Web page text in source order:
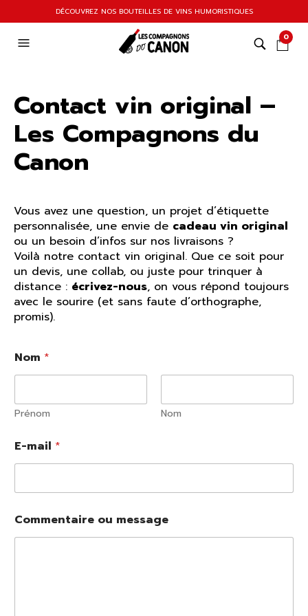
DÉCOUVREZ NOS BOUTEILLES DE VINS HUMORISTIQUES
0
Contact vin original –
Les Compagnons du
Canon
Vous avez une question, un projet d’étiquette
personnalisée, une envie de cadeau vin original
ou un besoin d’infos sur nos livraisons ?
Voilà notre contact vin original. Que ce soit pour
un devis, une collab, ou juste pour trinquer à
distance : écrivez-nous, on vous répond toujours
avec le sourire (et sans faute d’orthographe,
promis).
Nom *
Prénom Nom
o
m
e
t
a
i
E-mail *
Commentaire ou message